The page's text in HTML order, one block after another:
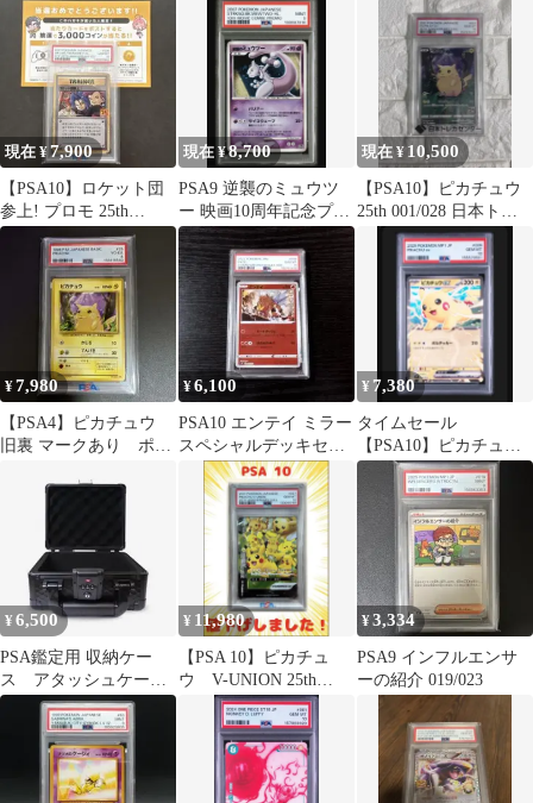
カード15…
現在 ¥7,900
【PSA10】ロケット団
参上! プロモ 25th
ANNIVERSARY
現在 ¥8,700
PSA9 逆襲のミュウツ
ー 映画10周年記念プレ
ミアムシート 10th
現在 ¥ 10,500
【PSA10】ピカチュウ
25th 001/028 日本トレ
カセンター当選品
¥7,980
【PSA4】ピカチュウ
旧裏 マークあり ポケ
¥6,100
PSA10 エンテイ ミラー
スペシャルデッキセッ
ト ポケモン ポケカ
¥ 7,380
タイムセール
【PSA10】ピカチュウ
ex コロちゃお 」連番
出品②A
¥6,500
PSA鑑定用 収納ケー
ス アタッシュケース
ストレージボックス ア
ルミ製 黒色
¥ 11,980
【PSA 10】ピカチュ
ウ V-UNION 25th
ANNIVERSARY
¥3,334
PSA9 インフルエンサ
ーの紹介 019/023